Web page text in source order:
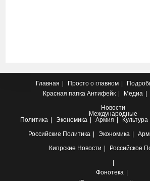
Главная Просто о главном
Красная папка Антифейк Медиа
Новости
Международные
Политика
Экономика Армия Культура
Российские Политика Экономика
Кипрские Новости Российское
Фонотека